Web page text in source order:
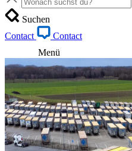
Suchen
Contact
Contact
Menü